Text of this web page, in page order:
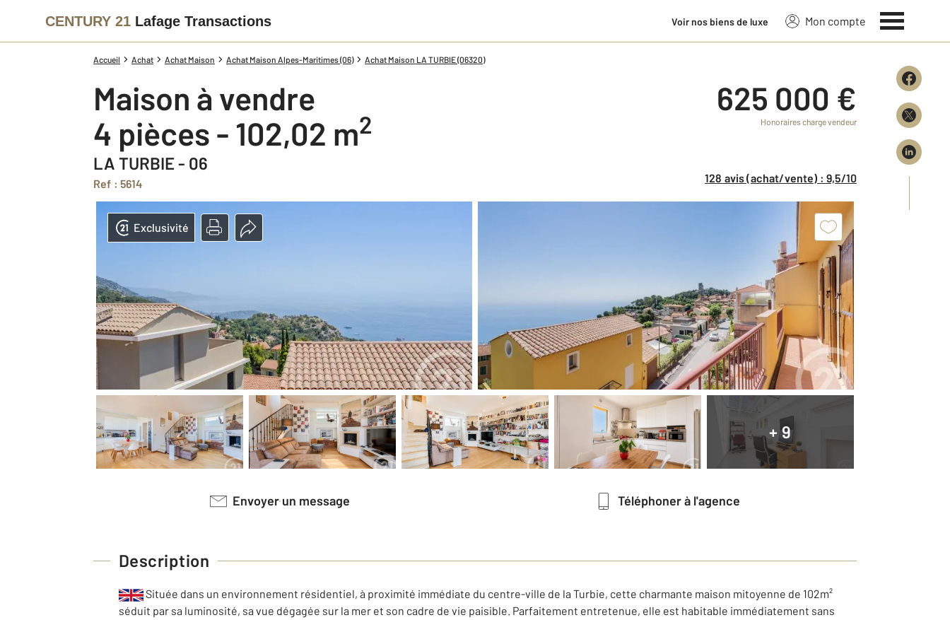
CENTURY 21 Lafage Transactions Voir nos biens de luxe Mon compte
Accueil Achat Achat Maison Achat Maison Alpes-Maritimes (06) Achat Maison LA TURBIE (06320)
Maison à vendre
4 pièces - 102,02 m2
LA TURBIE - 06
Ref : 5614
625 000 €
Honoraires charge vendeur
128 avis (achat/vente) : 9,5/10
+ 9
Exclusivité
Envoyer un message Téléphoner à l'agence
Description
Située dans un environnement résidentiel, à proximité immédiate du centre-ville de la Turbie, cette charmante maison mitoyenne de 102m²
séduit par sa luminosité, sa vue dégagée sur la mer et son cadre de vie paisible. Parfaitement entretenue, elle est habitable immédiatement sans